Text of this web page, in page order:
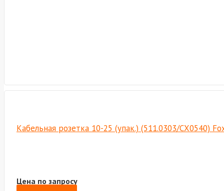
Кабельная розетка 10-25 (упак.) (511.0303/СХ0540)
Цена по запросу